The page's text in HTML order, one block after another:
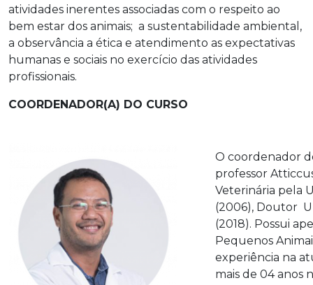
atividades inerentes associadas com o respeito ao
bem estar dos animais; a sustentabilidade ambiental,
a observância a ética e atendimento as expectativas
humanas e sociais no exercício das atividades
profissionais.
COORDENADOR(A) DO CURSO
O coordenador
professor
Veterinária pela
(2006), Doutor
(2018). Possui
Pequenos
experiência na
mais de 04 anos